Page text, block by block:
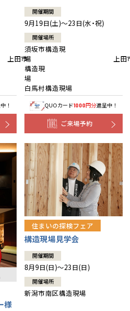
市
場
！
開催期間
9月19日(土)～23日(水・祝)
開催場所
須坂市構造現
場 上田
構造現
白馬村構造現場
QUOカード1000円分進呈中！
ご来場予約
様
住まいの探検フェア
構造現場見学会
開催期間
8月9日(日)～23日(日)
開催場所
新潟市南区構造現場